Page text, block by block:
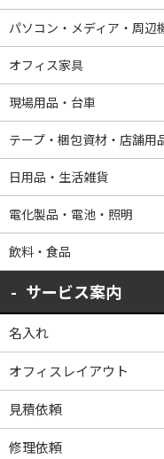
パソコン・メディア・周辺
オフィス家具
現場用品・台車
テープ・梱包資材・店舗用
日用品・生活雑貨
電化製品・電池・照明
飲料・食品
サービス案内
名入れ
オフィスレイアウト
見積依頼
修理依頼